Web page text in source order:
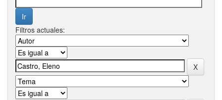
Filtros actuales: